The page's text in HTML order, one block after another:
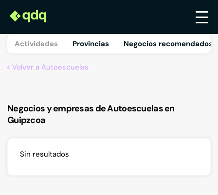
Actividades Provincias Negocios recomendados
Volver a Autoescuelas
Negocios y empresas de Autoescuelas en
Guipzcoa
Sin resultados